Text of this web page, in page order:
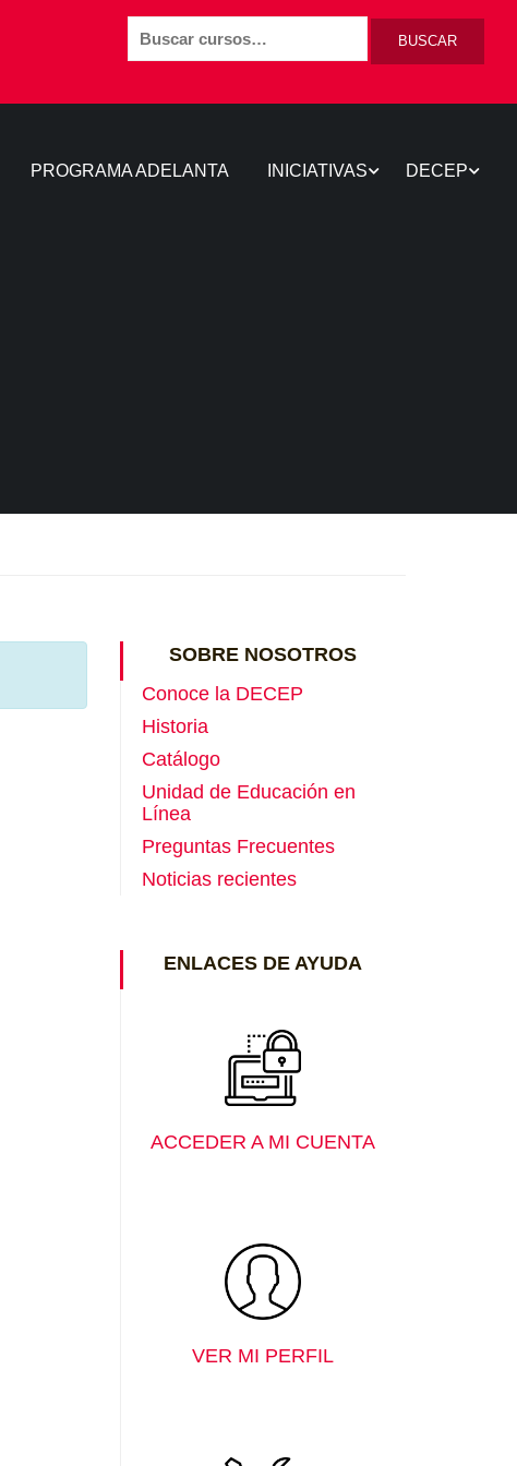
BUSCAR
PROGRAMA ADELANTA INICIATIVAS DECEP
SOBRE NOSOTROS
Conoce la DECEP
Historia
Catálogo
Unidad de Educación en
Línea
Preguntas Frecuentes
Noticias recientes
ENLACES DE AYUDA
ACCEDER A MI CUENTA
VER MI PERFIL